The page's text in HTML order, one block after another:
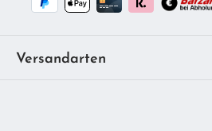
Versandarten